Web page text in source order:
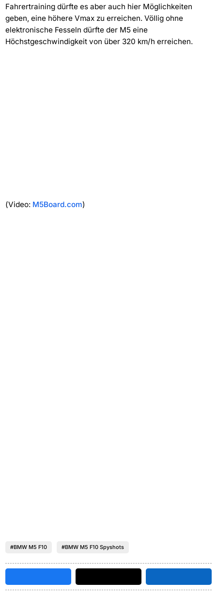
Fahrertraining dürfte es aber auch hier Möglichkeiten
geben, eine höhere Vmax zu erreichen. Völlig ohne
elektronische Fesseln dürfte der M5 eine
Höchstgeschwindigkeit von über 320 km/h erreichen.
(Video: M5Board.com)
#BMW M5 F10 #BMW M5 F10 Spyshots